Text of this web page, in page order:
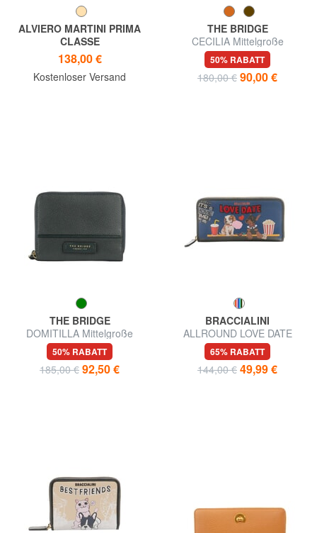
ALVIERO MARTINI PRIMA
CLASSE
Geldbörse GEO CLASSIC, mit
Logoplakette
138,00 €
Kostenloser Versand
THE BRIDGE
CECILIA Mittelgroße
Lederbrieftasche mit
umlaufendem Reißverschluss
50% RABATT
180,00 € 90,00 €
THE BRIDGE
DOMITILLA Mittelgroße
Lederbrieftasche mit
umlaufendem Reißverschluss
50% RABATT
185,00 € 92,50 €
BRACCIALINI
ALLROUND LOVE DATE
Große Geldbörse mit
Reißverschluss
65% RABATT
144,00 € 49,99 €